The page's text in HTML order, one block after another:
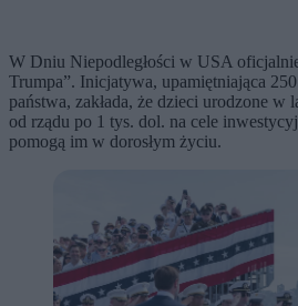
W Dniu Niepodległości w USA
Trumpa”. Inicjatywa, upamiętniająca
państwa, zakłada, że dzieci urodzone w
od rządu po 1 tys. dol. na cele
pomogą im w dorosłym życiu.